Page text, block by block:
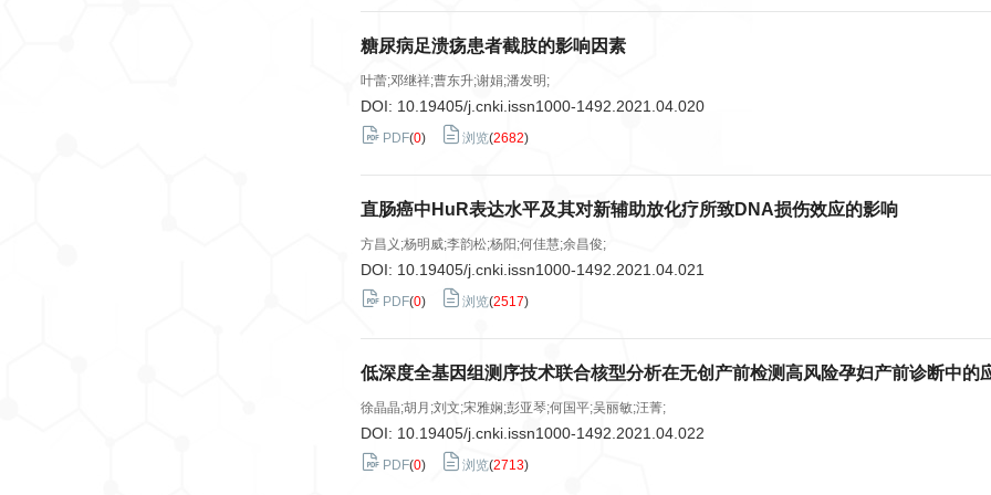
糖尿病足溃疡患者截肢的影响因素
叶蕾;邓继祥;曹东升;谢娟;潘发明;
DOI: 10.19405/j.cnki.issn1000-1492.2021.04.020
PDF(0) 浏览(2682)
直肠癌中HuR表达水平及其对新辅助放化疗所致DNA损伤效应的影响
方昌义;杨明威;李韵松;杨阳;何佳慧;余昌俊;
DOI: 10.19405/j.cnki.issn1000-1492.2021.04.021
PDF(0) 浏览(2517)
低深度全基因组测序技术联合核型分析在无创产前检测高风险孕妇产前诊断中的
徐晶晶;胡月;刘文;宋雅娴;彭亚琴;何国平;吴丽敏;汪菁;
DOI: 10.19405/j.cnki.issn1000-1492.2021.04.022
PDF(0) 浏览(2713)